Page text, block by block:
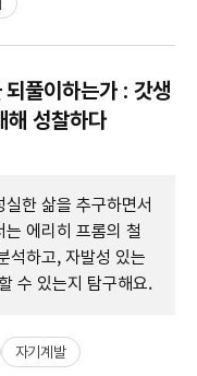
풀이하는가 : 갓생
해 성찰하다
한 삶을 추구하면서
에리히 프롬의 철
석하고, 자발성 있는
수 있는지 탐구해요.
자기계발